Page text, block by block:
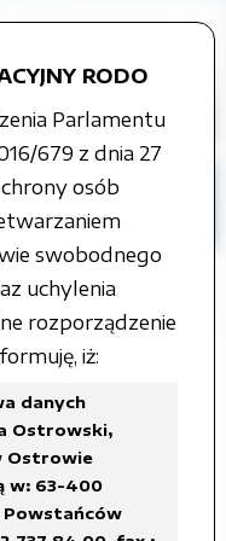
RODO
Parlamentu
679 z dnia 27
osób
swobodnego
uchylenia
rozporządzenie
iż:
danych
Ostrowski,
Ostrowie
w: 63-400
o wydaniu
z